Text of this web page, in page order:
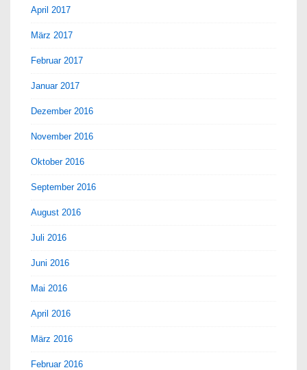
April 2017
März 2017
Februar 2017
Januar 2017
Dezember 2016
November 2016
Oktober 2016
September 2016
August 2016
Juli 2016
Juni 2016
Mai 2016
April 2016
März 2016
Februar 2016